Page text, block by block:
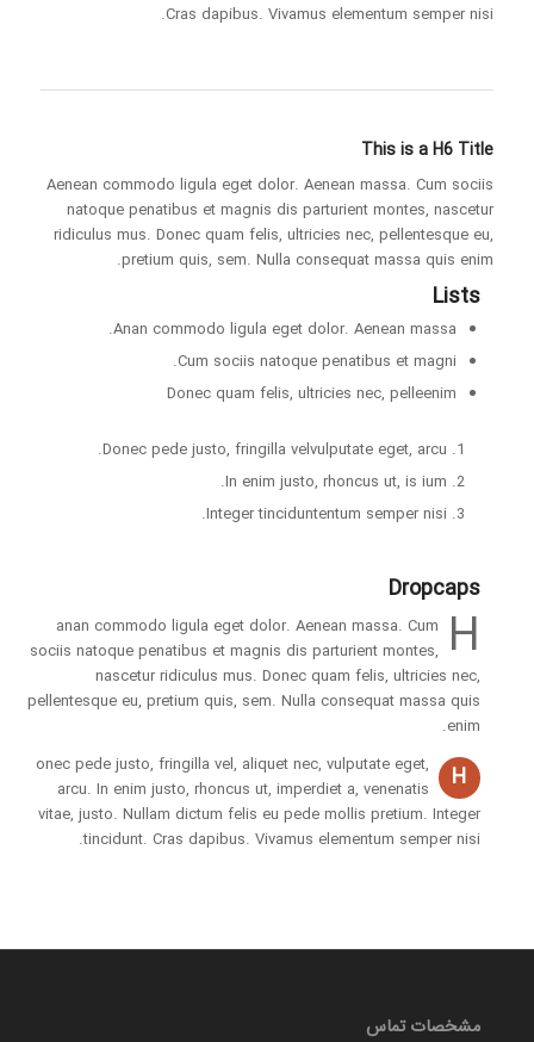
Cras dapibus. Vivamus elementum semper nisi.
This is a H6 Title
Aenean commodo ligula eget dolor. Aenean massa. Cum sociis
natoque penatibus et magnis dis parturient montes, nascetur
ridiculus mus. Donec quam felis, ultricies nec, pellentesque eu,
pretium quis, sem. Nulla consequat massa quis enim.
Lists
Anan commodo ligula eget dolor. Aenean massa.
Cum sociis natoque penatibus et magni.
Donec quam felis, ultricies nec, pelleenim
Donec pede justo, fringilla velvulputate eget, arcu.
In enim justo, rhoncus ut, is ium.
Integer tinciduntentum semper nisi.
Dropcaps
H
anan commodo ligula eget dolor. Aenean massa. Cum
sociis natoque penatibus et magnis dis parturient montes,
nascetur ridiculus mus. Donec quam felis, ultricies nec,
pellentesque eu, pretium quis, sem. Nulla consequat massa quis
enim.
H
onec pede justo, fringilla vel, aliquet nec, vulputate eget,
arcu. In enim justo, rhoncus ut, imperdiet a, venenatis
vitae, justo. Nullam dictum felis eu pede mollis pretium. Integer
tincidunt. Cras dapibus. Vivamus elementum semper nisi.
مشخصات تماس